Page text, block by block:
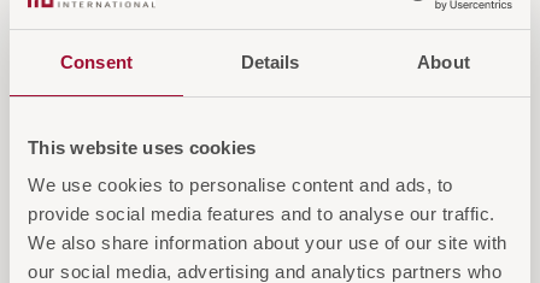
Consent Details About
This website uses cookies
We use cookies to personalise content and ads, to
provide social media features and to analyse our traffic.
We also share information about your use of our site with
our social media, advertising and analytics partners who
edle Kontrast machen die MOOD zu einer
IN DEN WARENKORB